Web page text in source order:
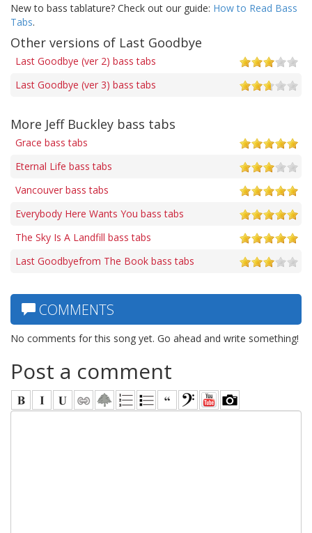
New to bass tablature? Check out our guide: How to Read Bass
Tabs.
Other versions of Last Goodbye
Last Goodbye (ver 2) bass tabs
Last Goodbye (ver 3) bass tabs
More Jeff Buckley bass tabs
Grace bass tabs
Eternal Life bass tabs
Vancouver bass tabs
Everybody Here Wants You bass tabs
The Sky Is A Landfill bass tabs
Last Goodbyefrom The Book bass tabs
COMMENTS
No comments for this song yet. Go ahead and write something!
Post a comment